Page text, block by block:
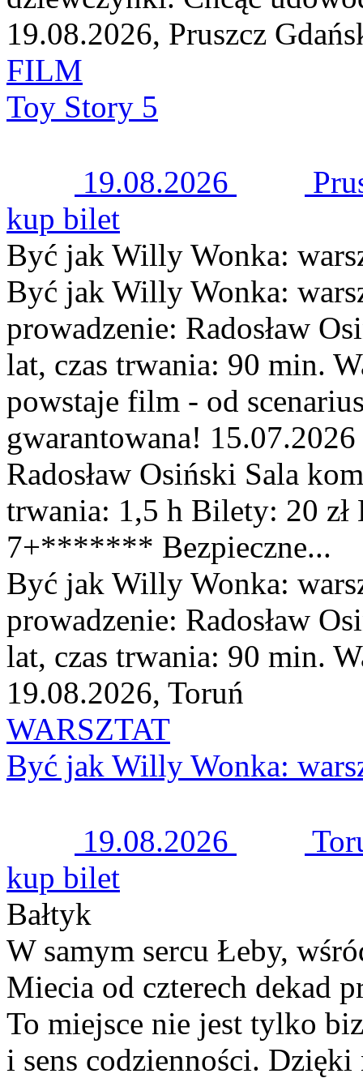
19.08.2026, Pruszcz
FILM
Toy Story 5
19.08.2026
kup bilet
Być jak Willy Wonka:
Być jak Willy Wonka:
prowadzenie: Radosław
lat, czas trwania: 90 min.
powstaje film - od
gwarantowana!
Radosław Osiński Sala
trwania: 1,5 h Bilety: 20
7+******* Bezpieczne...
Być jak Willy Wonka:
prowadzenie: Radosław
lat, czas trwania: 90 min.
19.08.2026, Toruń
WARSZTAT
Być jak Willy Wonka:
19.08.2026
kup bilet
Bałtyk
W samym sercu Łeby,
Miecia od czterech dekad
To miejsce nie jest tylko
i sens codzienności. Dzięki